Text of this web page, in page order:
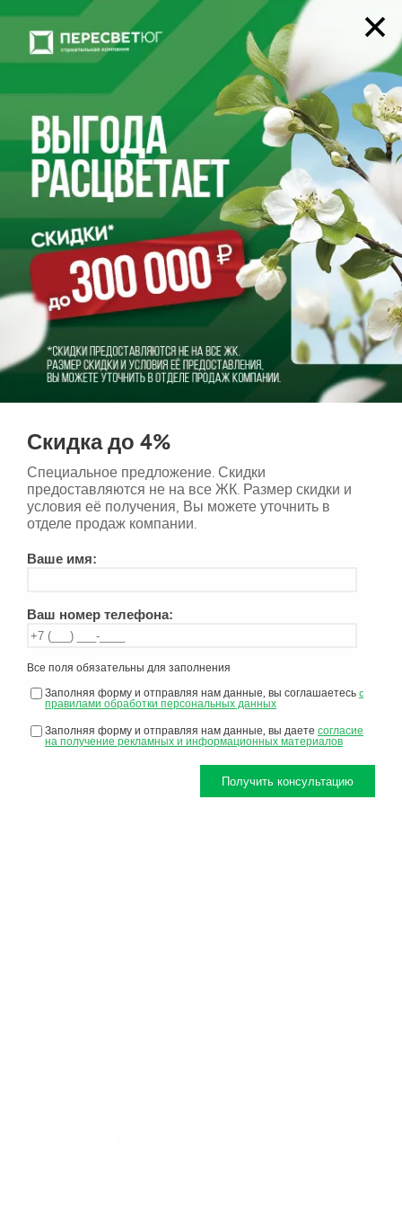
+7 (8442)22-05-66
Описание Расположение Документация
Строительная компания "Пересвет-Юг" возвела и сдала
начаты работы по возведению жилого 10-этажного дома
по современной технологии 2000КП, в которым
квартиры в первую очередь будут реализованы
собственникам, владевшими аналогичными квартирами
в разрушенном доме.
Скидка до 4%
Специальное предложение. Скидки
предоставляются не на все ЖК. Размер скидки и
условия её получения, Вы можете уточнить в
отделе продаж компании.
Ваше имя:
Ваш номер телефона:
Все поля обязательны для заполнения
Заполняя форму и отправляя нам данные, вы соглашаетесь c
правилами обработки персональных данных
Заполняя форму и отправляя нам данные, вы даете согласие
на получение рекламных и информационных материалов
Получить консультацию